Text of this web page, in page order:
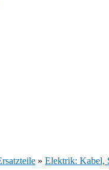
» Elektrik: Kabel,